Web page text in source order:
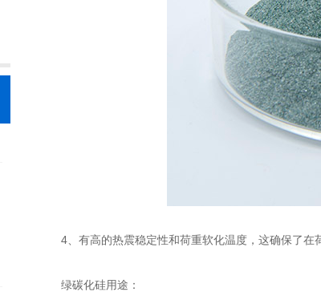
4、有高的热震稳定性和荷重软化温度，这确保了在
绿碳化硅用途：